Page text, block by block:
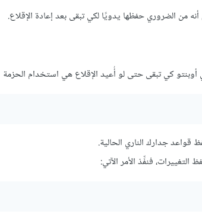
قواعد جدارك الناري الحالية.
فنفِّذ الأمر الآتي: